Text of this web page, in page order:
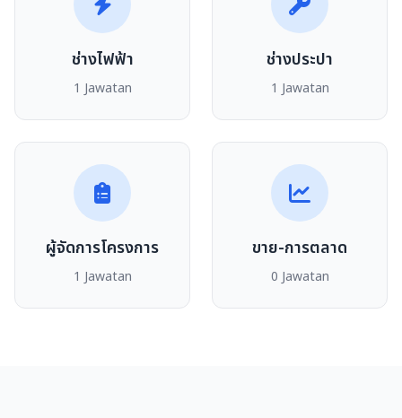
ช่างไฟฟ้า
1 Jawatan
ช่างประปา
1 Jawatan
ผู้จัดการโครงการ
1 Jawatan
ขาย-การตลาด
0 Jawatan